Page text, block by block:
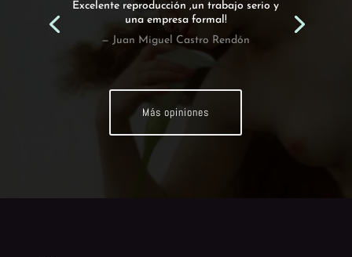
Encargamos esta obra a Emilio y hemos
quedado encantados con el resultado!.
— Susana Garcia Casillas
Más opiniones